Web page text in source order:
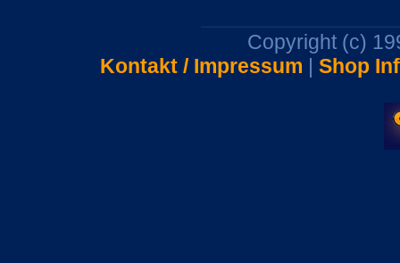
Copyright (c)
Kontakt / Impressum | Shop